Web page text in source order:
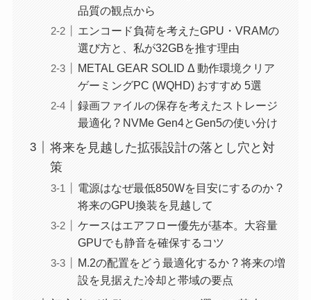
品質の観点から
エンコード負荷を考えたGPU・VRAMの
選び方と、私が32GBを推す理由
METAL GEAR SOLID Δ 動作環境クリア
ゲーミングPC (WQHD) おすすめ 5選
録画ファイルの保存を考えたストレージ
最適化 ? NVMe Gen4とGen5の使い分け
将来を見越した拡張設計の落とし穴と対
策
電源はなぜ最低850Wを目安にするのか ?
将来のGPU換装を見越して
ケースはエアフロー優先が基本。大容量
GPUでも静音を確保するコツ
M.2の配置をどう最適化するか ? 将来の増
設を見据えた冷却と帯域の要点